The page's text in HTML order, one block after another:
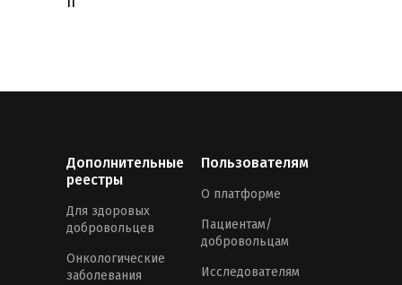
Дополнительные
реестры
Для здоровых
добровольцев
Онкологические
заболевания
Пользователям
О платформе
Пациентам/
добровольцам
Исследователям